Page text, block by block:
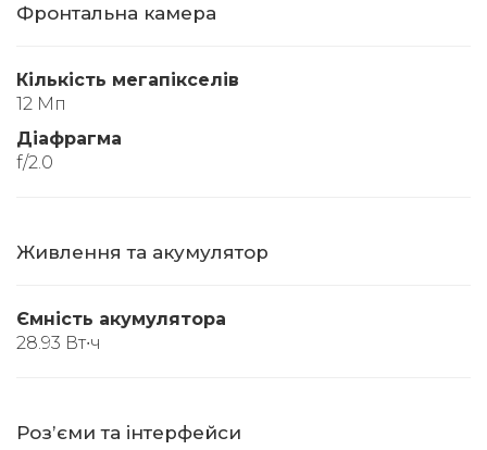
Фронтальна камера
Кількість мегапікселів
12 Мп
Діафрагма
f/2.0
Живлення та акумулятор
Ємність акумулятора
28.93 Вт∙ч
Розʼєми та інтерфейси